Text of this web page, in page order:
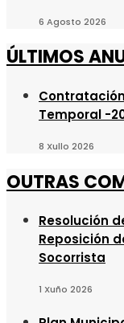
6 Agosto 2026
ÚLTIMOS
Temporal -
8 Xullo 2026
OUTRAS
Resolución
Reposición
Socorrista
1 Xuño 2026